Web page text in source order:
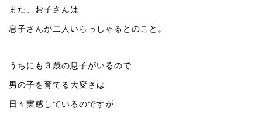
また、お子さんは
息子さんが二人いらっしゃるとのこと。
うちにも３歳の息子がいるので
男の子を育てる大変さは
日々実感しているのですが